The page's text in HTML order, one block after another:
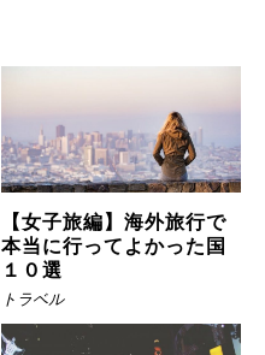
【女子旅編】海外旅行で
本当に行ってよかった国
１０選
トラベル